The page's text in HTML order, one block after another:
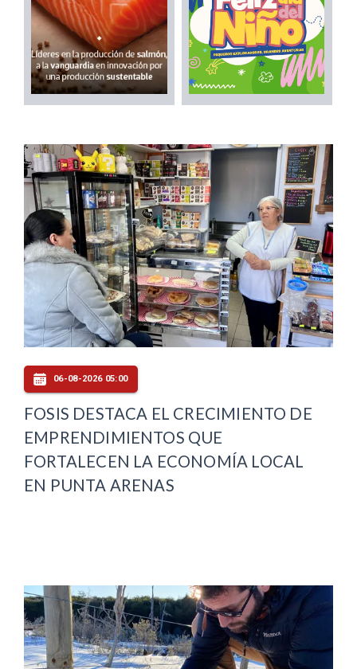
06-08-2026 05:00
FOSIS DESTACA EL CRECIMIENTO DE
EMPRENDIMIENTOS QUE
FORTALECEN LA ECONOMÍA LOCAL
EN PUNTA ARENAS